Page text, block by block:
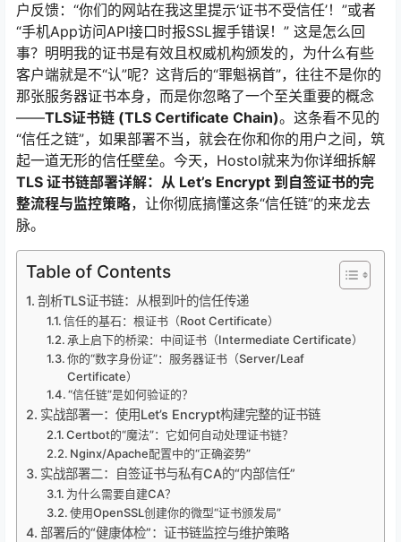
户反馈：“你们的网站在我这里提示‘证书不受信任’！”或者
“手机App访问API接口时报SSL握手错误！” 这是怎么回
事？明明我的证书是有效且权威机构颁发的，为什么有些
客户端就是不“认”呢？这背后的“罪魁祸首”，往往不是你的
那张服务器证书本身，而是你忽略了一个至关重要的概念
——TLS证书链 (TLS Certificate Chain)。这条看不见的
“信任之链”，如果部署不当，就会在你和你的用户之间，筑
起一道无形的信任壁垒。今天，Hostol就来为你详细拆解
TLS 证书链部署详解：从 Let’s Encrypt 到自签证书的完
整流程与监控策略，让你彻底搞懂这条“信任链”的来龙去
脉。
Table of Contents
剖析TLS证书链：从根到叶的信任传递
信任的基石：根证书（Root Certificate）
承上启下的桥梁：中间证书（Intermediate Certificate）
你的“数字身份证”：服务器证书（Server/Leaf
Certificate）
“信任链”是如何验证的？
实战部署一：使用Let’s Encrypt构建完整的证书链
Certbot的“魔法”：它如何自动处理证书链？
Nginx/Apache配置中的“正确姿势”
实战部署二：自签证书与私有CA的“内部信任”
为什么需要自建CA？
使用OpenSSL创建你的微型“证书颁发局”
部署后的“健康体检”：证书链监控与维护策略